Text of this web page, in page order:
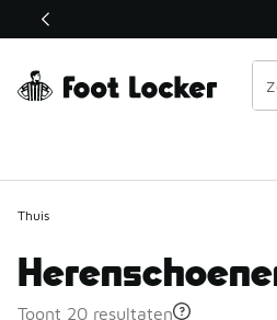
Deze link wordt geopend in een
Thuis
Toont 20 resultaten